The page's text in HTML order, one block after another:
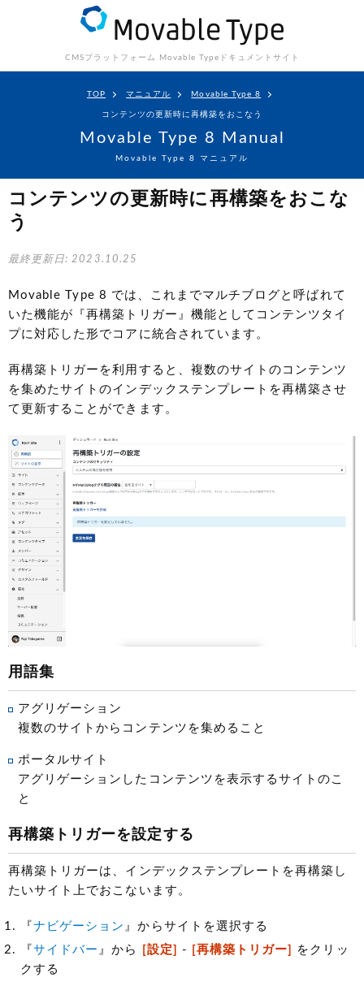
CMSプラットフォーム Movable Type ドキュメントサイト
TOP マニュアル Movable Type 8
コンテンツの更新時に再構築をおこなう
Movable Type 8 Manual
Movable Type 8 マニュアル
コンテンツの更新時に再構築をおこな
う
最終更新日: 2023.10.25
Movable Type 8 では、これまでマルチブログと呼ばれて
いた機能が『再構築トリガー』機能としてコンテンツタイ
プに対応した形でコアに統合されています。
再構築トリガーを利用すると、複数のサイトのコンテンツ
を集めたサイトのインデックステンプレートを再構築させ
て更新することができます。
用語集
アグリゲーション
複数のサイトからコンテンツを集めること
ポータルサイト
アグリゲーションしたコンテンツを表示するサイトのこ
と
再構築トリガーを設定する
再構築トリガーは、インデックステンプレートを再構築し
たいサイト上でおこないます。
『ナビゲーション 』からサイトを選択する
『サイドバー 』から [設定] - [再構築トリガー]
をクリッ
クする